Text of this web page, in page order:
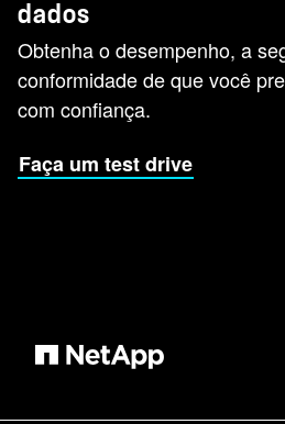
dados
Obtenha o desempenho, a
conformidade de que você
com confiança.
Faça um test drive